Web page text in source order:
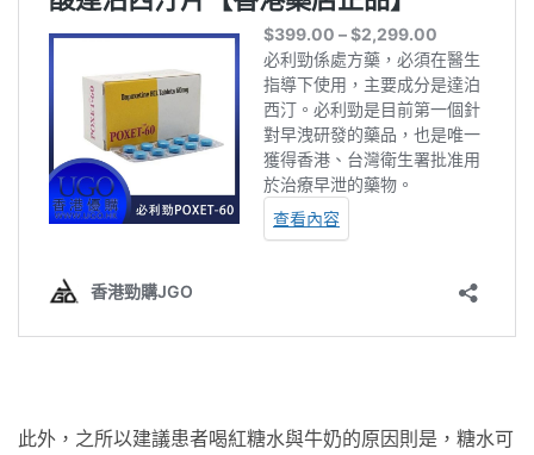
此外，之所以建議患者喝紅糖水與牛奶的原因則是，糖水可